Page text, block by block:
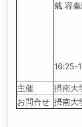
戴 容秦
（
16:25-
主催
摂南大
お問合せ 摂南